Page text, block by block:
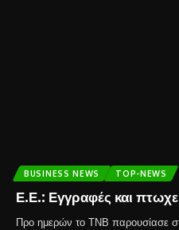
BUSINESS NEWS TOP-NEWS
Ε.Ε.: Εγγραφές και
Προ ημερών το TNB παρουσίασε